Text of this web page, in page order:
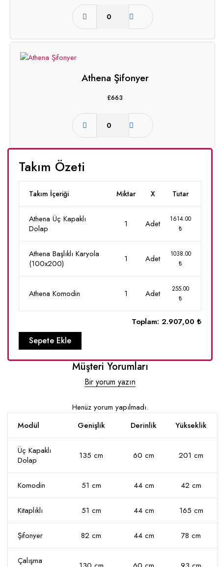
Athena Şifonyer
£663
Takım Özeti
Takım İçeriği Miktar X Tutar
Athena Üç Kapaklı
Dolap
1 Adet
1614.00
₺
Athena Başlıklı Karyola
(100x200)
1 Adet
1038.00
₺
Athena Komodin 1 Adet
255.00
₺
Toplam: 2.907,00 ₺
Sepete Ekle
Müşteri Yorumları
Bir yorum yazın
Henüz yorum yapılmadı.
Modül
Genişlik Derinlik Yükseklik
Üç Kapaklı
Dolap
135 cm 60 cm 201 cm
Komodin 51 cm 44 cm 42 cm
Kitaplıklı 51 cm 44 cm 165 cm
Şifonyer 82 cm 44 cm 78 cm
Çalışma